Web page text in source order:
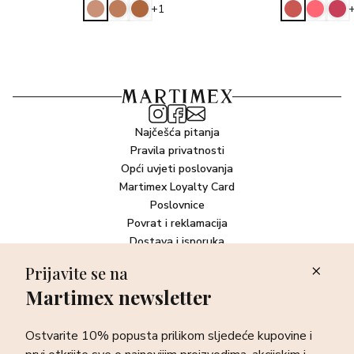
+1
Najčešća pitanja
Pravila privatnosti
Opći uvjeti poslovanja
Martimex Loyalty Card
Poslovnice
Povrat i reklamacija
Dostava i isporuka
Newsletter
sve o najnovijim proizvodima, akcijskim i ekskluzivnim
Prijavite se na
Martimex newsletter
Ostvarite 10% popusta prilikom sljedeće kupovine i